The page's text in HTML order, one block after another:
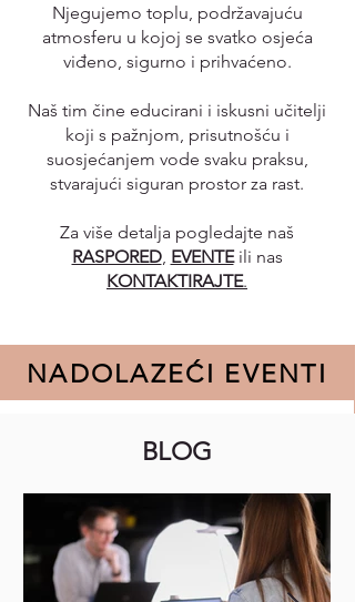
Njegujemo toplu, podržavajuću
atmosferu u kojoj se svatko osjeća
viđeno, sigurno i prihvaćeno.
Naš tim čine educirani i iskusni učitelji
koji s pažnjom, prisutnošću i
suosjećanjem vode svaku praksu,
stvarajući siguran prostor za rast.
Za više detalja pogledajte naš
RASPORED, EVENTEili nas
KONTAKTIRAJTE.
NADOLAZEĆI EVENTI
BLOG